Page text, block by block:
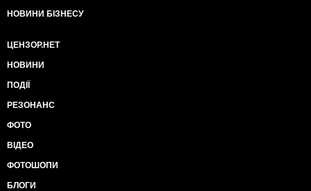
НОВИНИ БІЗНЕСУ
ЦЕНЗОР.НЕТ
НОВИНИ
ПОДІЇ
РЕЗОНАНС
ФОТО
ВІДЕО
ФОТОШОПИ
БЛОГИ